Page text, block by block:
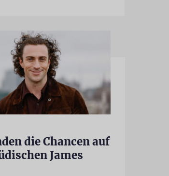
die Chancen auf
James